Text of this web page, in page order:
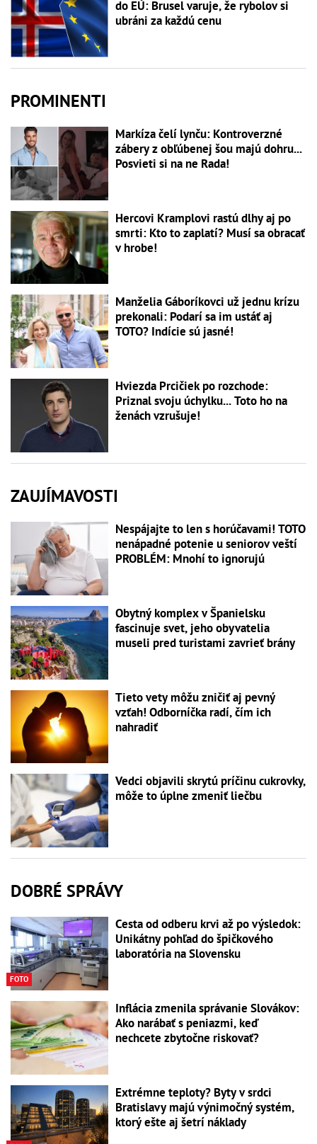
do EÚ: Brusel varuje, že rybolov si
ubráni za každú cenu
PROMINENTI
Markíza čelí lynču: Kontroverzné
zábery z obľúbenej šou majú dohru...
Posvieti si na ne Rada!
Hercovi Kramplovi rastú dlhy aj po
smrti: Kto to zaplatí? Musí sa obracať
v hrobe!
Manželia Gáboríkovci už jednu krízu
prekonali: Podarí sa im ustáť aj
TOTO? Indície sú jasné!
Hviezda Prcičiek po rozchode:
Priznal svoju úchylku... Toto ho na
ženách vzrušuje!
ZAUJÍMAVOSTI
Nespájajte to len s horúčavami! TOTO
nenápadné potenie u seniorov veští
PROBLÉM: Mnohí to ignorujú
Obytný komplex v Španielsku
fascinuje svet, jeho obyvatelia
museli pred turistami zavrieť brány
Tieto vety môžu zničiť aj pevný
vzťah! Odborníčka radí, čím ich
nahradiť
Vedci objavili skrytú príčinu cukrovky,
môže to úplne zmeniť liečbu
DOBRÉ SPRÁVY
FOTO
Cesta od odberu krvi až po výsledok:
Unikátny pohľad do špičkového
laboratória na Slovensku
Inflácia zmenila správanie Slovákov:
Ako narábať s peniazmi, keď
nechcete zbytočne riskovať?
Extrémne teploty? Byty v srdci
Bratislavy majú výnimočný systém,
ktorý ešte aj šetrí náklady